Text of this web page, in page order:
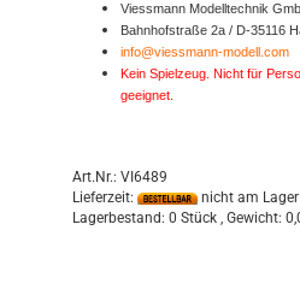
Viessmann Modelltechnik
Bahnhofstraße 2a / D-35116
info@viessmann-modell.com
Kein Spielzeug. Nicht für
geeignet.
Art.Nr.: VI6489
Lieferzeit:
nicht am Lager
Lagerbestand: 0 Stück , Gewicht: